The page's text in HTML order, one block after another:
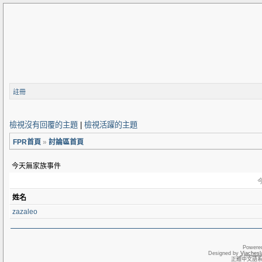
註冊
檢視沒有回覆的主題 檢視活躍的主題
FPR首頁 » 討論區首頁
今天無家族事件
姓名
zazaleo
Designed by
正體中文語